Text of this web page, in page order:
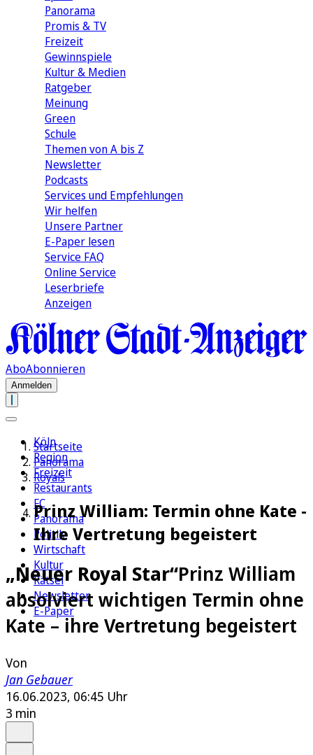
Panorama
Promis & TV
Freizeit
Gewinnspiele
Kultur & Medien
Ratgeber
Meinung
Green
Schule
Themen von A bis Z
Newsletter
Podcasts
Services und Empfehlungen
Wir helfen
Unsere Partner
E-Paper lesen
Service FAQ
Online Service
Leserbriefe
Anzeigen
AboAbonnieren
Anmelden
Köln
Region
Freizeit
Restaurants
FC
Panorama
Politik
Wirtschaft
Kultur
Rätsel
Newsletter
E-Paper
Startseite
Panorama
Royals
Prinz William: Termin ohne Kate -
Ihre Vertretung begeistert
„Neuer Royal Star“Prinz William
absolviert wichtigen Termin ohne
Kate – ihre Vertretung begeistert
Von
Jan Gebauer
16.06.2023, 06:45 Uhr
3 min